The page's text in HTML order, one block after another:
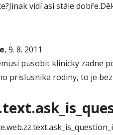
vidí asi stále
, 9. 8. 2011
pusobit klinicky zadne
prislusnika rodiny, to je